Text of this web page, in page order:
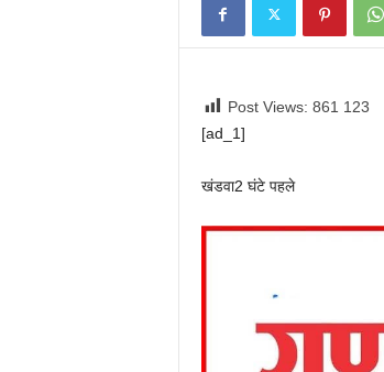
Post Views: 861 123
[ad_1]
खंडवा2 घंटे पहले